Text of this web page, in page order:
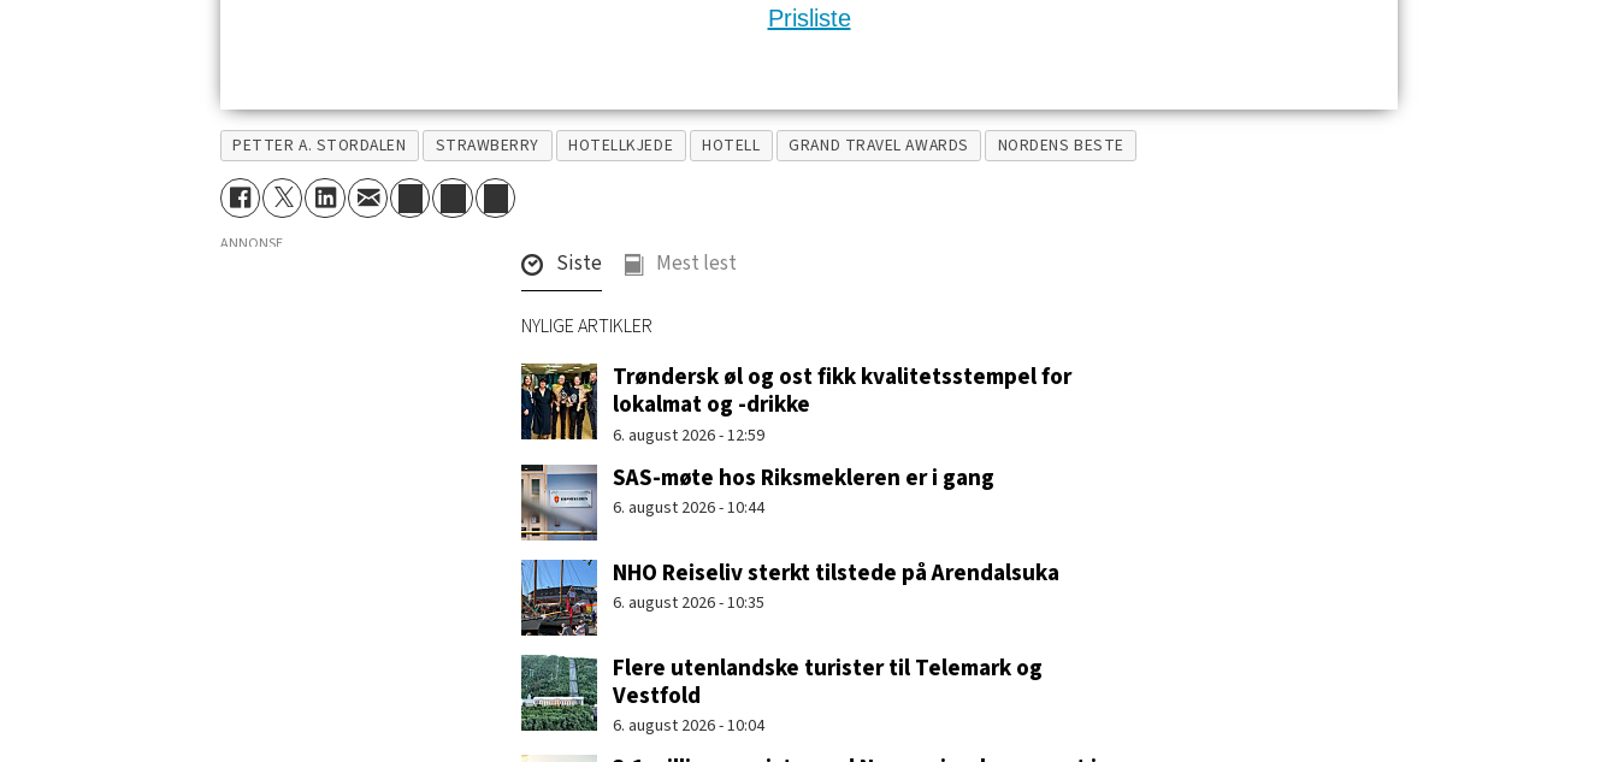
Prisliste
PETTER A. STORDALEN STRAWBERRY HOTELLKJEDE HOTELL GRAND TRAVEL AWARDS NORDENS BESTE
ANNONSE
Siste Mest lest
NYLIGE ARTIKLER
Trøndersk øl og ost fikk kvalitetsstempel for
lokalmat og -drikke
6. august 2026 - 12:59
SAS-møte hos Riksmekleren er i gang
6. august 2026 - 10:44
NHO Reiseliv sterkt tilstede på Arendalsuka
6. august 2026 - 10:35
Flere utenlandske turister til Telemark og
Vestfold
6. august 2026 - 10:04